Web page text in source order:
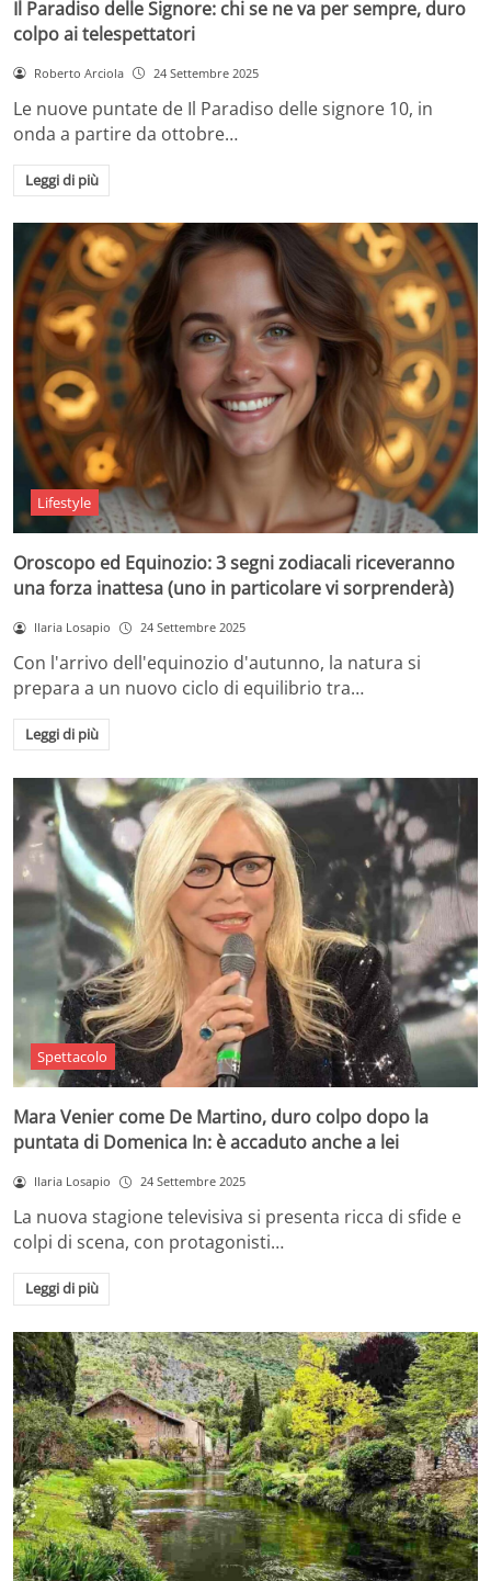
Il Paradiso delle Signore: chi se ne va per sempre, duro
colpo ai telespettatori
Roberto Arciola 24 Settembre 2025
Le nuove puntate de Il Paradiso delle signore 10, in
onda a partire da ottobre…
Leggi di più
Lifestyle
Oroscopo ed Equinozio: 3 segni zodiacali riceveranno
una forza inattesa (uno in particolare vi sorprenderà)
Ilaria Losapio 24 Settembre 2025
Con l'arrivo dell'equinozio d'autunno, la natura si
prepara a un nuovo ciclo di equilibrio tra…
Leggi di più
Spettacolo
Mara Venier come De Martino, duro colpo dopo la
puntata di Domenica In: è accaduto anche a lei
Ilaria Losapio 24 Settembre 2025
La nuova stagione televisiva si presenta ricca di sfide e
colpi di scena, con protagonisti…
Leggi di più